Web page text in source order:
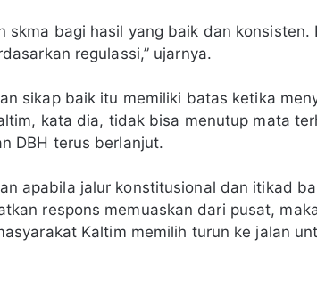
skma bagi hasil yang baik dan
regulassi,” ujarnya.
sikap baik itu memiliki batas ketika
kata dia, tidak bisa menutup mata
DBH terus berlanjut.
apabila jalur konstitusional dan itikad
respons memuaskan dari pusat,
Kaltim memilih turun ke jalan